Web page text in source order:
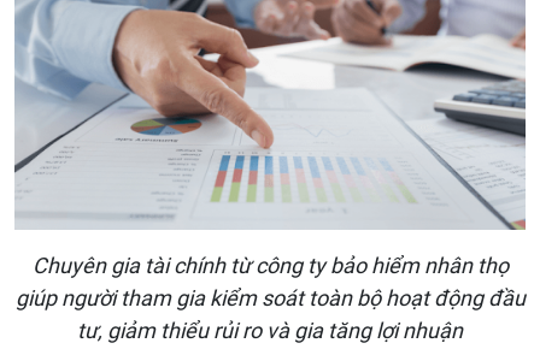
Chuyên gia tài chính từ công ty bảo hiểm nhân thọ
giúp người tham gia kiểm soát toàn bộ hoạt động đầu
tư, giảm thiểu rủi ro và gia tăng lợi nhuận